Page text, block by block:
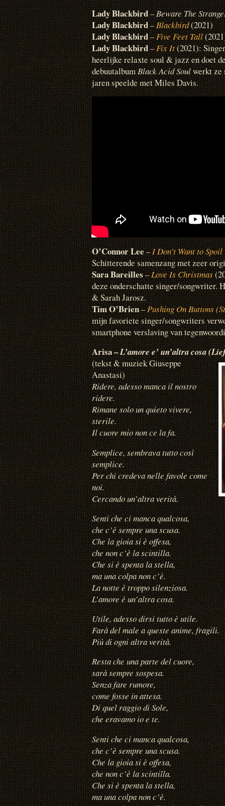
Lady Blackbird–Beware The
Lady Blackbird–Blackbird(2021)
Lady Blackbird–Five Feet Tall
Lady Blackbird–Fix It(2021):
heerlijke relaxte soul & jazz en doet
debuutalbumBlack Acid Soulwerkt ze
jaren speelde met Miles Davis.
O’Connor Lee–I Don’t Want to
Schitterende samenzang met zeer
Sara Bareilles–Love Is Christmas
deze onderschatte singer/songwriter.
& Sarah Jarosz.
Tim O’Brien–Pushing On Buttons
mijn favoriete singer/songwriters
smartphone verslaving van
Arisa –L’amore e’ un’altra cosa
(tekst & muziek Giuseppe
Anastasi)
Ridere, adesso manca il nostro
ridere.
Rimane solo un quieto vivere,
sterile.
Il cuore mio non ce la fa.
Semplice, sembrava tutto così
semplice.
Per chi credeva nelle favole come
noi.
Cercando un’altra verità.
Senti che ci manca qualcosa,
che c’è sempre una scusa.
Che la gioia si è offesa,
che non c’è la scintilla.
Che si è spenta la stella,
ma una colpa non c’è.
La notte è troppo silenziosa.
L’amore è un’altra cosa.
Utile, adesso dirsi tutto è utile.
Farà del male a queste anime, fragili.
Più di ogni altra verità.
Resta che una parte del cuore,
sarà sempre sospesa.
Senza fare rumore,
come fosse in attesa.
Di quel raggio di Sole,
che eravamo io e te.
Senti che ci manca qualcosa,
che c’è sempre una scusa.
Che la gioia si è offesa,
che non c’è la scintilla.
Che si è spenta la stella,
ma una colpa non c’è.